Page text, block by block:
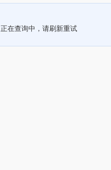
正在查询中，请刷新重试